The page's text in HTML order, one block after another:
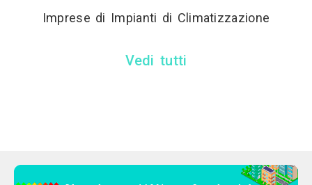
Imprese di Impianti di Climatizzazione
Vedi tutti